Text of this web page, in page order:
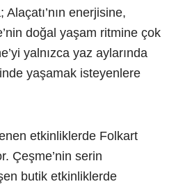
enerjisine,
doğal yaşam ritmine çok
yalnızca yaz aylarında
yaşamak isteyenlere
etkinliklerde Folkart
Çeşme’nin serin
butik etkinliklerde